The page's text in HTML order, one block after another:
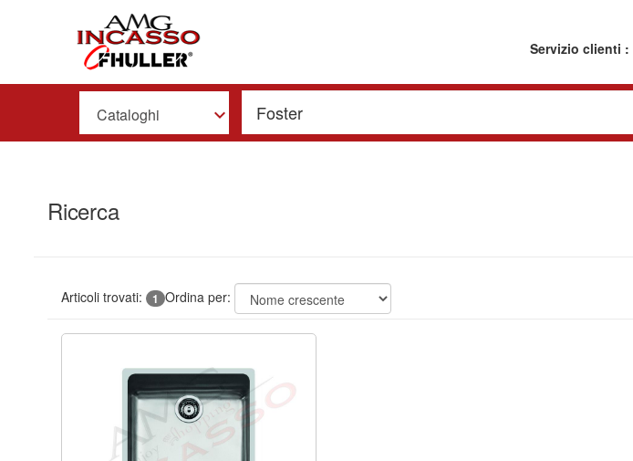
Servizio clienti :
Cataloghi
Ricerca
Articoli trovati: 1 Ordina per: